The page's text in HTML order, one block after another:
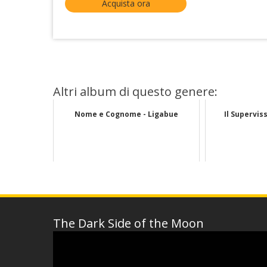
Acquista ora
Altri album di questo genere:
Nome e Cognome - Ligabue Il
The Dark Side of the Moon